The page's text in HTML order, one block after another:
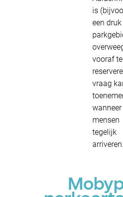
is
een druk
vooraf te
vraag
wanneer
mensen
tegelijk
arriveren.